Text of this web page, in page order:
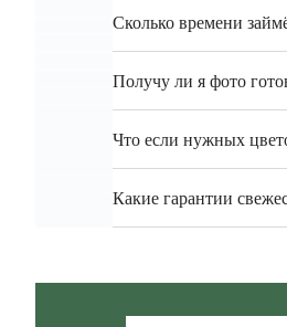
Сколько времени
Получу ли я фото
Что если нужных
Какие гарантии